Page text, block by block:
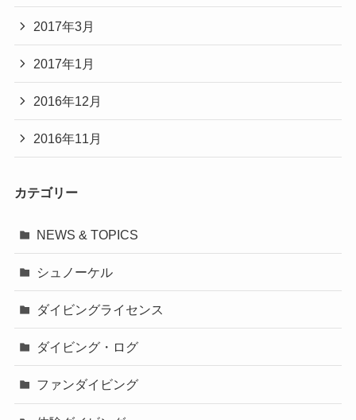
2017年3月
2017年1月
2016年12月
2016年11月
カテゴリー
NEWS & TOPICS
シュノーケル
ダイビングライセンス
ダイビング・ログ
ファンダイビング